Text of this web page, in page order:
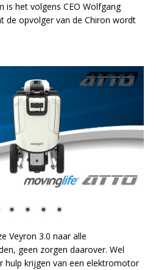
is het volgens CEO Wolfgang
de opvolger van de Chiron wordt
Veyron 3.0 naar alle
geen zorgen daarover. Wel
hulp krijgen van een elektromotor